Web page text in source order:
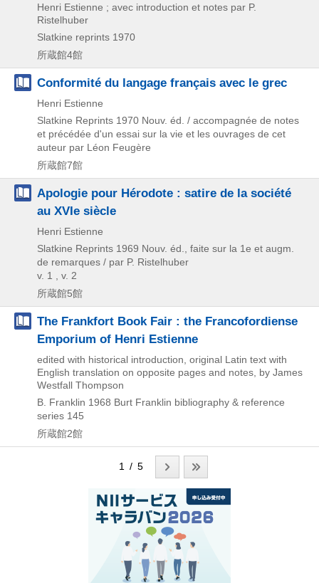
Henri Estienne ; avec introduction et notes par P.
Ristelhuber
Slatkine reprints 1970
所蔵館4館
Conformité du langage français avec le grec
Henri Estienne
Slatkine Reprints 1970 Nouv. éd. / accompagnée de notes
et précédée d'un essai sur la vie et les ouvrages de cet
auteur par Léon Feugère
所蔵館7館
Apologie pour Hérodote : satire de la société
au XVIe siècle
Henri Estienne
Slatkine Reprints 1969 Nouv. éd., faite sur la 1e et augm.
de remarques / par P. Ristelhuber
v. 1 , v. 2
所蔵館5館
The Frankfort Book Fair : the Francofordiense
Emporium of Henri Estienne
edited with historical introduction, original Latin text with
English translation on opposite pages and notes, by James
Westfall Thompson
B. Franklin 1968 Burt Franklin bibliography & reference
series 145
所蔵館2館
1 / 5